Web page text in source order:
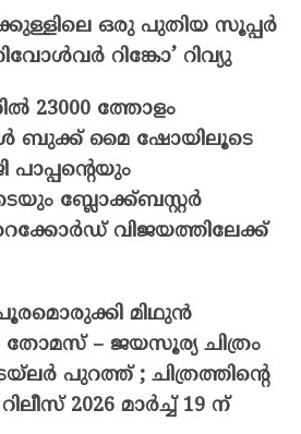
ഒരു പുതിയ സൂപ്പർ
റിങ്കോ’ റിവ്യു
23000 ത്തോളം
ബുക്ക് മൈ ഷോയിലൂടെ
പാപ്പന്റെയും
ബ്ലോക്ക്ബസ്റ്റർ
വിജയത്തിലേക്ക്
മിഥുൻ
– ജയസൂര്യ ചിത്രം
പുറത്ത് ; ചിത്രത്തിന്റെ
2026 മാർച്ച് 19 ന്